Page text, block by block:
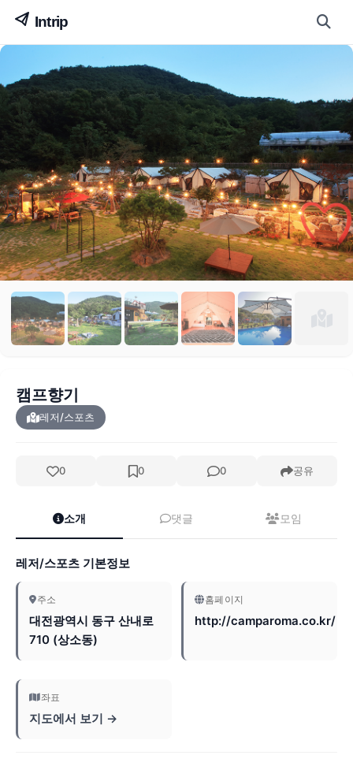
캠프향기
레저/스포츠
0 0 0 공유
소개 댓글 모임
레저/스포츠 기본정보
주소
대전광역시 동구 산내로
710 (상소동)
홈페이지
http://camparoma.co.kr/
좌표
지도에서 보기 →